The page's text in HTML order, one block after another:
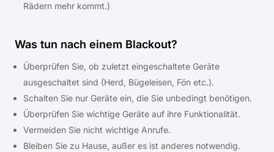
Rädern mehr kommt.)
Was tun nach einem Blackout?
Überprüfen Sie, ob zuletzt eingeschaltete Geräte
ausgeschaltet sind (Herd, Bügeleisen, Fön etc.).
Schalten Sie nur Geräte ein, die Sie unbedingt benötigen.
Überprüfen Sie wichtige Geräte auf ihre Funktionalität.
Vermeiden Sie nicht wichtige Anrufe.
Bleiben Sie zu Hause, außer es ist anderes notwendig.